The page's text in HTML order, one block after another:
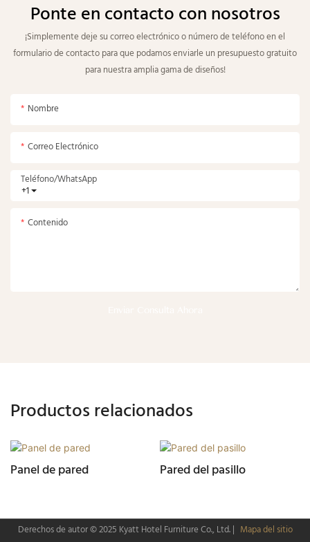
Ponte en contacto con nosotros
¡Simplemente deje su correo electrónico o número de teléfono en el
formulario de contacto para que podamos enviarle un presupuesto gratuito
para nuestra amplia gama de diseños!
Nombre
Correo Electrónico
+1
Teléfono/WhatsApp
Contenido
Productos relacionados
Panel de pared Pared del pasillo
Derechos de autor © 2025 Kyatt Hotel Furniture Co., Ltd.| Mapa del sitio